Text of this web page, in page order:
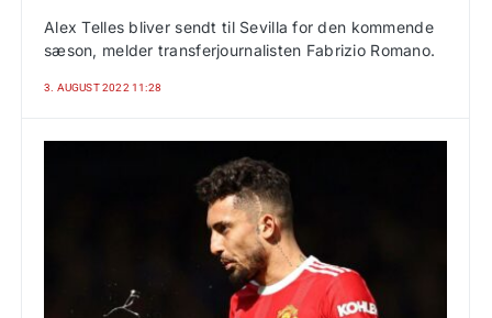
Alex Telles bliver sendt til Sevilla for den kommende
sæson, melder transferjournalisten Fabrizio Romano.
3. AUGUST 2022 11:28